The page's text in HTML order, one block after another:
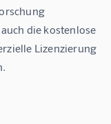
die kostenlose
Lizenzierung